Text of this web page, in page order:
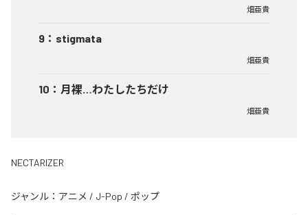
畑亜貴
9 ： stigmata
畑亜貴
10 ： 月裸…わたしたちだけ
畑亜貴
NECTARIZER
ジャンル： アニメ / J-Pop / ポップ